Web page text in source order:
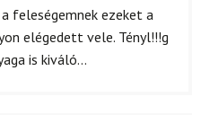
4/ 5
feleségemnek ezeket a
elégedett vele. Tényl!!!g
is kiváló...